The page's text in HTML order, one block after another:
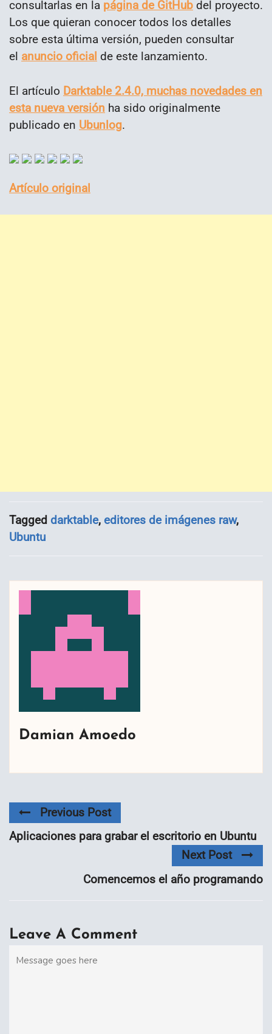
consultarlas en la página de GitHub del proyecto.
Los que quieran conocer todos los detalles
sobre esta última versión, pueden consultar
el anuncio oficial de este lanzamiento.
El artículo Darktable 2.4.0, muchas novedades en
esta nueva versión ha sido originalmente
publicado en Ubunlog.
Artículo original
Tagged darktable, editores de imágenes raw,
Ubuntu
Damian Amoedo
Previous Post
Aplicaciones para grabar el escritorio en Ubuntu
Next Post
Comencemos el año programando
Leave A Comment